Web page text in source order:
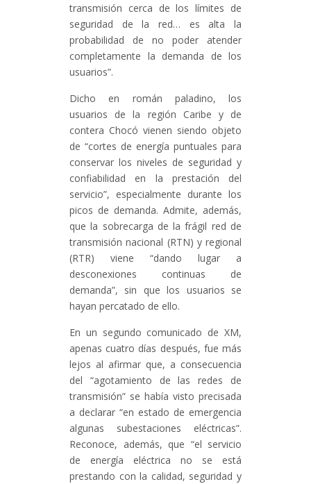
transmisión cerca de los límites de
seguridad de la red… es alta la
probabilidad de no poder atender
completamente la demanda de los
usuarios”.
Dicho en román paladino, los
usuarios de la región Caribe y de
contera Chocó vienen siendo objeto
de “cortes de energía puntuales para
conservar los niveles de seguridad y
confiabilidad en la prestación del
servicio”, especialmente durante los
picos de demanda. Admite, además,
que la sobrecarga de la frágil red de
transmisión nacional (RTN) y regional
(RTR) viene “dando lugar a
desconexiones continuas de
demanda”, sin que los usuarios se
hayan percatado de ello.
En un segundo comunicado de XM,
apenas cuatro días después, fue más
lejos al afirmar que, a consecuencia
del “agotamiento de las redes de
transmisión” se había visto precisada
a declarar “en estado de emergencia
algunas subestaciones eléctricas”.
Reconoce, además, que “el servicio
de energía eléctrica no se está
prestando con la calidad, seguridad y